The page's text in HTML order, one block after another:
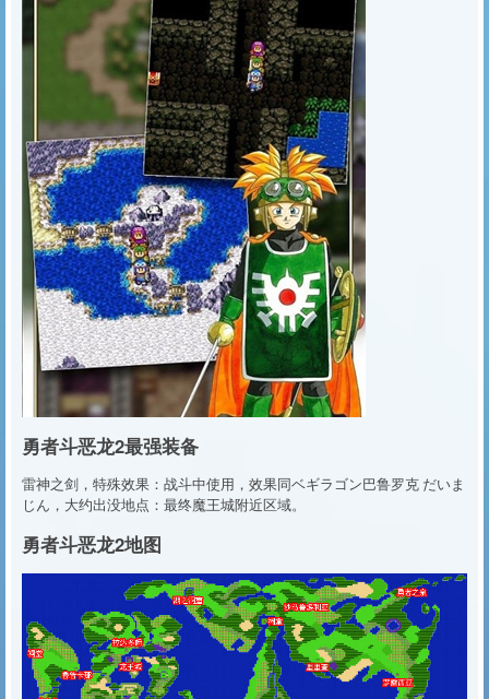
勇者斗恶龙2最强装备
雷神之剑，特殊效果：战斗中使用，效果同ベギラゴン巴鲁罗克 だいま
じん，大约出没地点：最终魔王城附近区域。
勇者斗恶龙2地图